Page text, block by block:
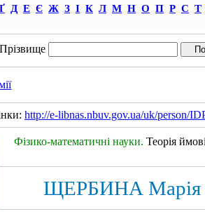
Ґ Д Е Є Ж З І К Л М Н О П Р С Т
Прізвище
http://e-libnas.nbuv.gov.ua/uk/person/
Фізико-математичні науки. Теорія
ЩЕРБИНА Марія